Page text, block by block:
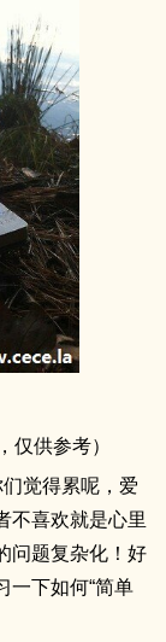
仅供参考）
觉得累呢，爱
不喜欢就是心里
问题复杂化！好
一下如何“简单